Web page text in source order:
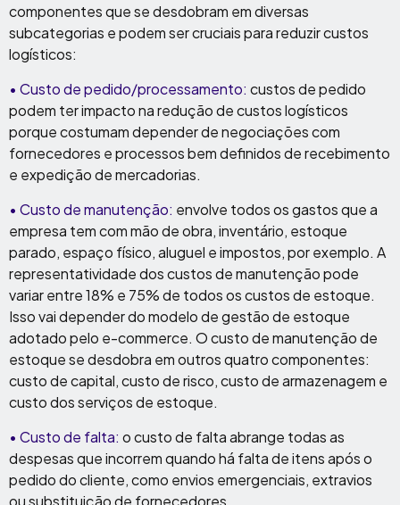
componentes que se desdobram em diversas
subcategorias e podem ser cruciais para reduzir custos
logísticos:
• Custo de pedido/processamento: custos de pedido
podem ter impacto na redução de custos logísticos
porque costumam depender de negociações com
fornecedores e processos bem definidos de recebimento
e expedição de mercadorias.
• Custo de manutenção: envolve todos os gastos que a
empresa tem com mão de obra, inventário, estoque
parado, espaço físico, aluguel e impostos, por exemplo. A
representatividade dos custos de manutenção pode
variar entre 18% e 75% de todos os custos de estoque.
Isso vai depender do modelo de gestão de estoque
adotado pelo e-commerce. O custo de manutenção de
estoque se desdobra em outros quatro componentes:
custo de capital, custo de risco, custo de armazenagem e
custo dos serviços de estoque.
• Custo de falta: o custo de falta abrange todas as
despesas que incorrem quando há falta de itens após o
pedido do cliente, como envios emergenciais, extravios
ou substituição de fornecedores.